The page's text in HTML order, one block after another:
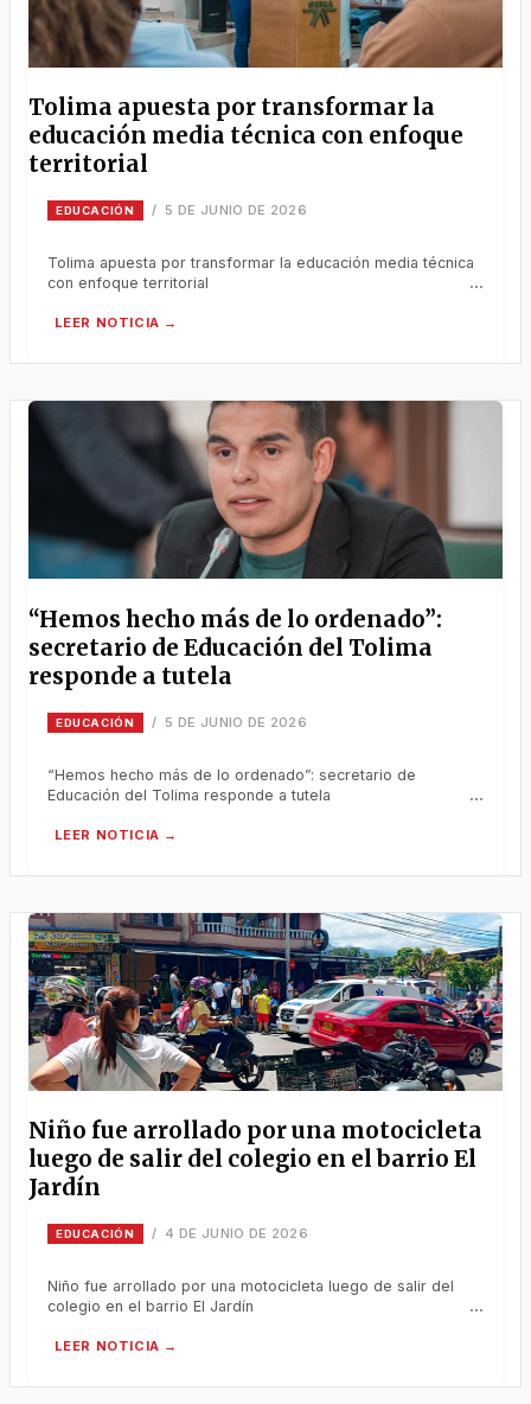
Tolima apuesta por transformar la
educación media técnica con enfoque
territorial
EDUCACIÓN / 5 DE JUNIO DE 2026
Tolima apuesta por transformar la educación media técnica
con enfoque territorial
“Hemos hecho más de lo ordenado”:
secretario de Educación del Tolima
responde a tutela
EDUCACIÓN / 5 DE JUNIO DE 2026
“Hemos hecho más de lo ordenado”: secretario de
Educación del Tolima responde a tutela
Niño fue arrollado por una motocicleta
luego de salir del colegio en el barrio El
Jardín
EDUCACIÓN / 4 DE JUNIO DE 2026
Niño fue arrollado por una motocicleta luego de salir del
colegio en el barrio El Jardín